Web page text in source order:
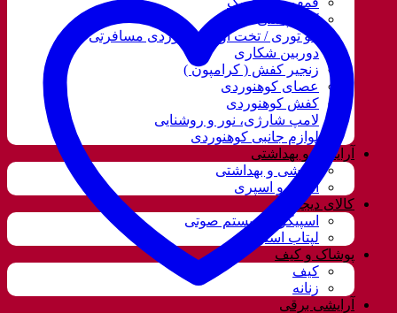
کوله پشتی
ننو توری / تخت آویز کوهنوردی مسافرتی
دوربین شکاری
زنجیر کفش ( کرامپون )
عصای کوهنوردی
کفش کوهنوردی
لامپ شارژی، نور و روشنایی
لوازم جانبی کوهنوردی
آرایشی و بهداشتی
آرایشی و بهداشتی
ادکلن و اسپری
کالای دیجیتال
اسپیکر و سیستم صوتی
لپتاب استوک
پوشاک و کیف
کیف
زنانه
آرایشی برقی